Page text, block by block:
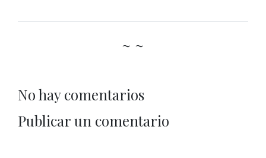
~ ~
No hay comentarios
Publicar un comentario